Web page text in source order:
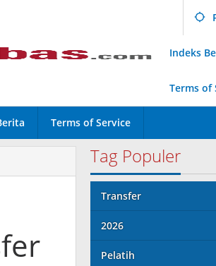
Indeks
Terms of
Terms of Service
Tag Populer
Transfer
2026
Pelatih